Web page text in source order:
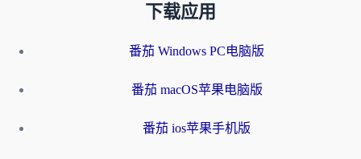
下载应用
番茄 Windows PC电脑版
番茄 macOS苹果电脑版
番茄 ios苹果手机版